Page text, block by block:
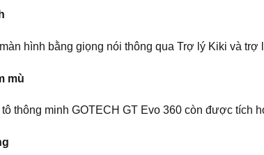
hình bằng giọng nói thông qua Trợ lý Kiki và trợ
mù
thông minh GOTECH GT Evo 360 còn được tích